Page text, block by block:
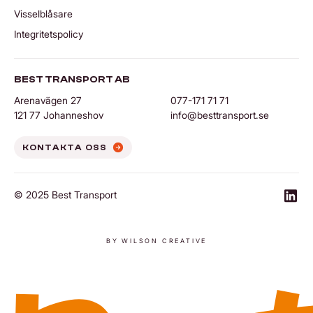
Kontakta oss idag för att boka transport eller få mer information
Visselblåsare
Integritetspolicy
BEST TRANSPORT AB
Arenavägen 27
121 77 Johanneshov
077-171 71 71
info@besttransport.se
KONTAKTA OSS
© 2025 Best Transport
BY WILSON CREATIVE